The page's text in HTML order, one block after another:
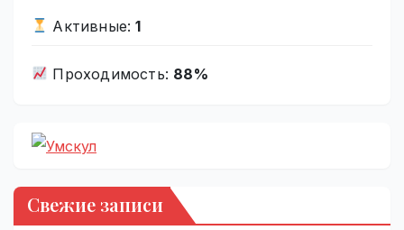
Активные:1
Проходимость: 88%
Свежие записи